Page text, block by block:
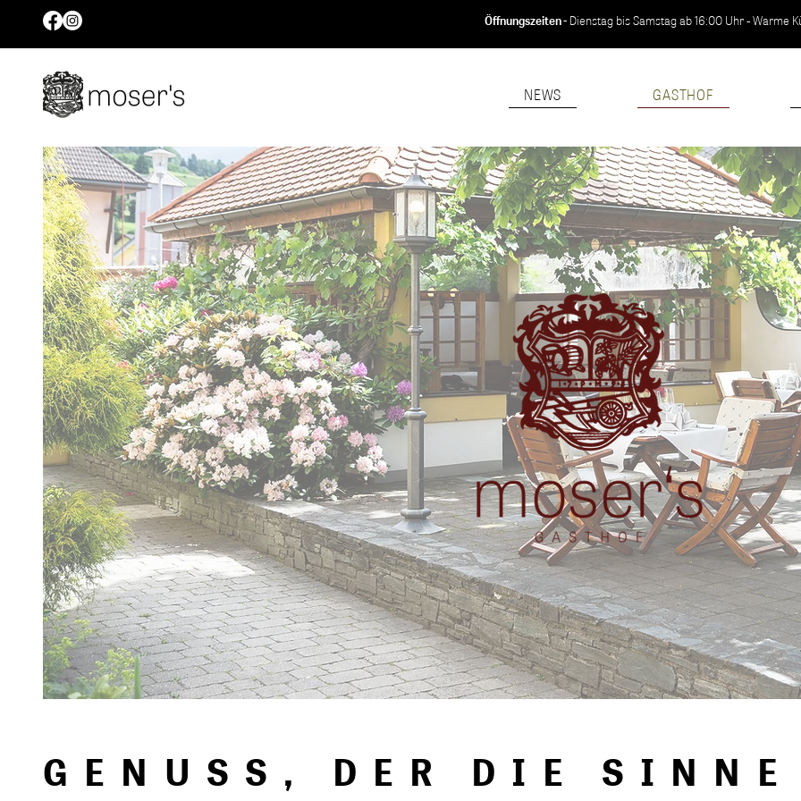
Öffnungszeiten - Dienstag bis Samstag ab 16:00 Uhr -Warme
NEWS GASTHOF
GENUSS, DER DIE SINNE
GENUSS, DER DIE SINNE